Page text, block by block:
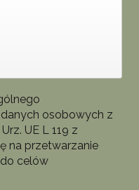
osobowych z
UE L 119 z
na przetwarzanie
celów